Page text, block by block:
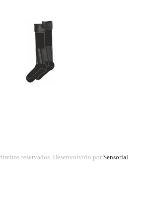
reservados. Desenvolvido por Sensorial.